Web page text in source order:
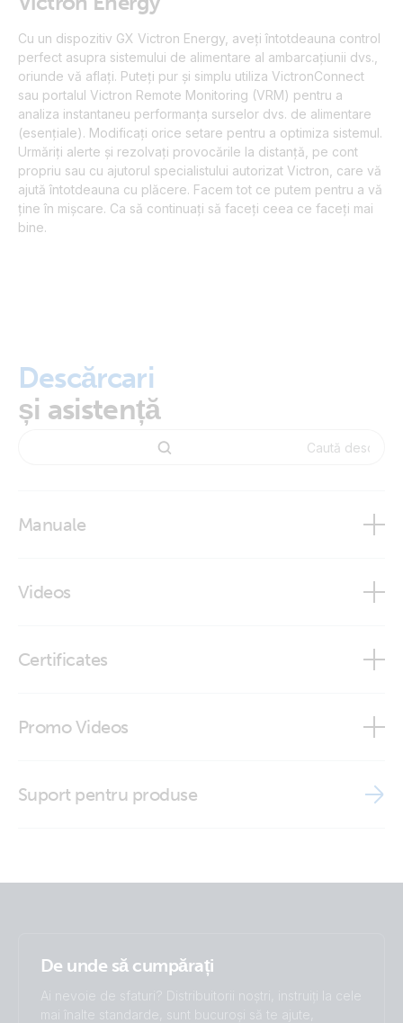
Cu un dispozitiv GX Victron Energy, aveți întotdeauna control
perfect asupra sistemului de alimentare al ambarcațiunii dvs.,
oriunde vă aflați. Puteți pur și simplu utiliza VictronConnect
sau portalul Victron Remote Monitoring (VRM) pentru a
analiza instantaneu performanța surselor dvs. de alimentare
(esențiale). Modificați orice setare pentru a optimiza sistemul.
Urmăriți alerte și rezolvați provocările la distanță, pe cont
propriu sau cu ajutorul specialistului autorizat Victron, care vă
ajută întotdeauna cu plăcere. Facem tot ce putem pentru a vă
ține în mișcare. Ca să continuați să faceți ceea ce faceți mai
bine.
Descărcari
și asistență
Manuale
Videos
Certificates
Promo Videos
Marine MFD app
Suport pentru produse
De unde să cumpărați
Ai nevoie de sfaturi? Distribuitorii noștri, instruiți la cele
mai înalte standarde, sunt bucuroși să te ajute,